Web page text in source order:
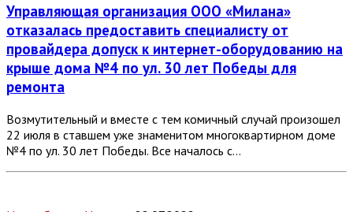
Управляющая организация ООО «Милана»
отказалась предоставить специалисту от
провайдера допуск к интернет-оборудованию на
крыше дома №4 по ул. 30 лет Победы для
ремонта
Возмутительный и вместе с тем комичный случай произошел
22 июля в ставшем уже знаменитом многоквартирном доме
№4 по ул. 30 лет Победы. Все началось с…